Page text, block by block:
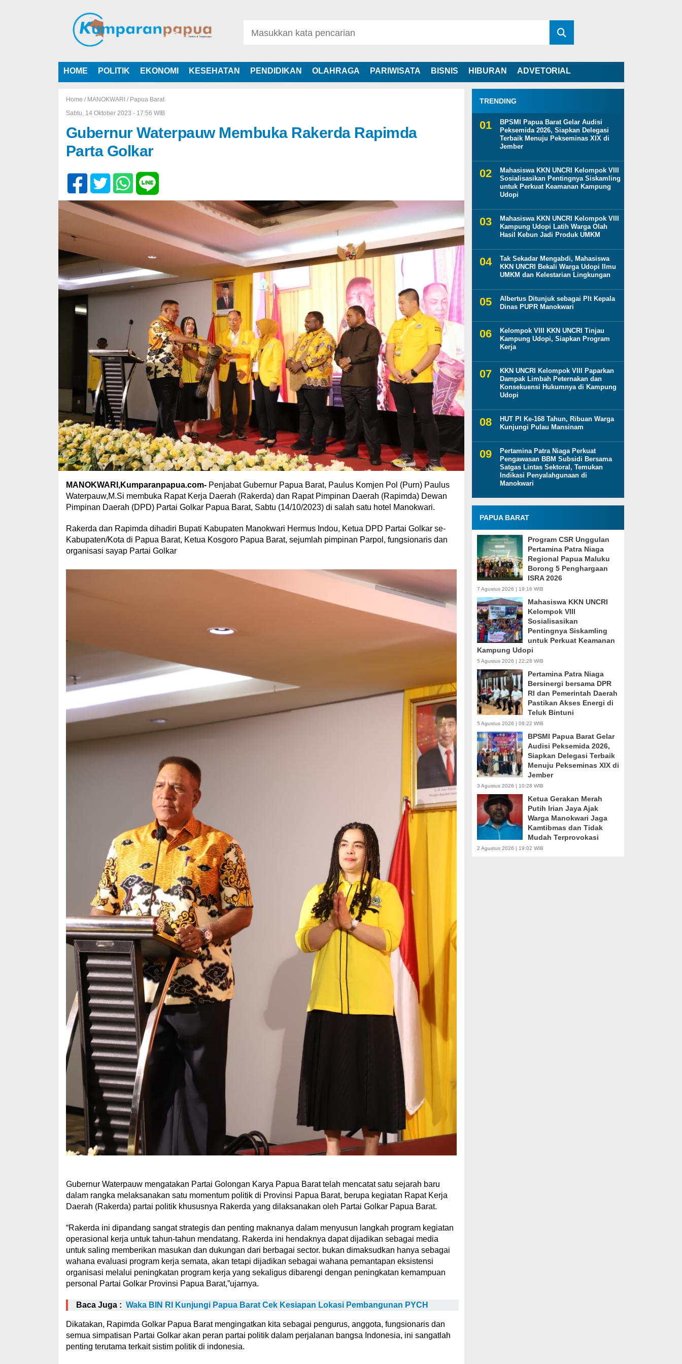
HOME POLITIK EKONOMI KESEHATAN PENDIDIKAN OLAHRAGA PARIWISATA BISNIS HIBURAN ADVETORIAL
Home / MANOKWARI / Papua Barat
Sabtu, 14 Oktober 2023 - 17:56 WIB
Gubernur Waterpauw Membuka Rakerda Rapimda
Parta Golkar
MANOKWARI,Kumparanpapua.com-Penjabat Gubernur Papua Barat, Paulus Komjen Pol (Purn) Paulus
Waterpauw,M.Si membuka Rapat Kerja Daerah (Rakerda) dan Rapat Pimpinan Daerah (Rapimda) Dewan
Pimpinan Daerah (DPD) Partai Golkar Papua Barat, Sabtu (14/10/2023) di salah satu hotel Manokwari.
Rakerda dan Rapimda dihadiri Bupati Kabupaten Manokwari Hermus Indou, Ketua DPD Partai Golkar se-
Kabupaten/Kota di Papua Barat, Ketua Kosgoro Papua Barat, sejumlah pimpinan Parpol, fungsionaris dan
organisasi sayap Partai Golkar
Gubernur Waterpauw mengatakan Partai Golongan Karya Papua Barat telah mencatat satu sejarah baru
dalam rangka melaksanakan satu momentum politik di Provinsi Papua Barat, berupa kegiatan Rapat Kerja
Daerah (Rakerda) partai politik khususnya Rakerda yang dilaksanakan oleh Partai Golkar Papua Barat.
“Rakerda ini dipandang sangat strategis dan penting maknanya dalam menyusun langkah program kegiatan
operasional kerja untuk tahun-tahun mendatang. Rakerda ini hendaknya dapat dijadikan sebagai media
untuk saling memberikan masukan dan dukungan dari berbagai sector. bukan dimaksudkan hanya sebagai
wahana evaluasi program kerja semata, akan tetapi dijadikan sebagai wahana pemantapan eksistensi
organisasi melalui peningkatan program kerja yang sekaligus dibarengi dengan peningkatan kemampuan
personal Partai Golkar Provinsi Papua Barat,”ujarnya.
Baca Juga : Waka BIN RI Kunjungi Papua Barat Cek Kesiapan Lokasi Pembangunan PYCH
Dikatakan, Rapimda Golkar Papua Barat mengingatkan kita sebagai pengurus, anggota, fungsionaris dan
semua simpatisan Partai Golkar akan peran partai politik dalam perjalanan bangsa Indonesia, ini sangatlah
penting terutama terkait sistim politik di indonesia.
TRENDING
BPSMI Papua Barat Gelar Audisi
Peksemida 2026, Siapkan Delegasi
Terbaik Menuju Pekseminas XIX di
Jember
Mahasiswa KKN UNCRI Kelompok VIII
Sosialisasikan Pentingnya Siskamling
untuk Perkuat Keamanan Kampung
Udopi
Mahasiswa KKN UNCRI Kelompok VIII
Kampung Udopi Latih Warga Olah
Hasil Kebun Jadi Produk UMKM
Tak Sekadar Mengabdi, Mahasiswa
KKN UNCRI Bekali Warga Udopi Ilmu
UMKM dan Kelestarian Lingkungan
Albertus Ditunjuk sebagai Plt Kepala
Dinas PUPR Manokwari
Kelompok VIII KKN UNCRI Tinjau
Kampung Udopi, Siapkan Program
Kerja
KKN UNCRI Kelompok VIII Paparkan
Dampak Limbah Peternakan dan
Konsekuensi Hukumnya di Kampung
Udopi
HUT PI Ke-168 Tahun, Ribuan Warga
Kunjungi Pulau Mansinam
Pertamina Patra Niaga Perkuat
Pengawasan BBM Subsidi Bersama
Satgas Lintas Sektoral, Temukan
Indikasi Penyalahgunaan di
Manokwari
PAPUA BARAT
Program CSR Unggulan
Pertamina Patra Niaga
Regional Papua Maluku
Borong 5 Penghargaan
ISRA 2026
7 Agustus 2026 | 19:16 WIB
Mahasiswa KKN UNCRI
Kelompok VIII
Sosialisasikan
Pentingnya Siskamling
untuk Perkuat Keamanan
Kampung Udopi
5 Agustus 2026 | 22:28 WIB
Pertamina Patra Niaga
Bersinergi bersama DPR
RI dan Pemerintah Daerah
Pastikan Akses Energi di
Teluk Bintuni
5 Agustus 2026 | 08:22 WIB
BPSMI Papua Barat Gelar
Audisi Peksemida 2026,
Siapkan Delegasi Terbaik
Menuju Pekseminas XIX di
Jember
3 Agustus 2026 | 10:28 WIB
Ketua Gerakan Merah
Putih Irian Jaya Ajak
Warga Manokwari Jaga
Kamtibmas dan Tidak
Mudah Terprovokasi
2 Agustus 2026 | 19:02 WIB